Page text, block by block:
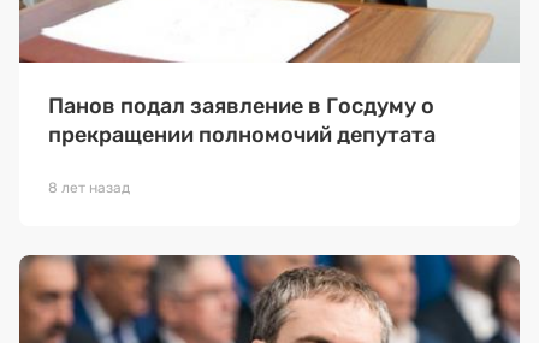
Панов подал заявление в Госдуму о
прекращении полномочий депутата
8 лет назад